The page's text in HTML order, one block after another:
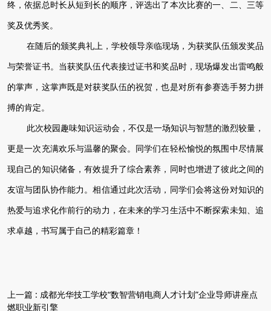
终，依据总时长从短到长的顺序，评选出了本次比赛的一、二、三等
奖及优秀奖。
在随后的颁奖典礼上，学校领导亲临现场，为获奖队伍颁发奖品
与荣誉证书。当获奖队伍代表接过证书和奖品时，现场爆发出雷鸣般
的掌声，这掌声既是对获奖队伍的祝贺，也是对所有参赛选手努力拼
搏的肯定。
此次校园趣味知识运动会，不仅是一场知识与智慧的激烈较量，
更是一次充满欢乐与温馨的聚会。同学们在轻松愉悦的氛围中尽情展
现自己的知识储备，有效提升了综合素养，同时也增进了彼此之间的
友谊与团队协作能力。相信通过此次活动，同学们会将这份对知识的
热爱与追求化作前行的动力，在未来的学习生活中不断探索未知、追
求卓越，书写属于自己的精彩篇章！
上一篇 : 成都光华技工学校“数智营销电商人才计划”企业导师讲座点
燃职业新引擎